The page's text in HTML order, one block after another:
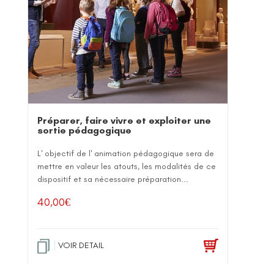
Préparer, faire vivre et exploiter une
sortie pédagogique
L' objectif de l' animation pédagogique sera de
mettre en valeur les atouts, les modalités de ce
dispositif et sa nécessaire préparation...
40,00€
VOIR DETAIL